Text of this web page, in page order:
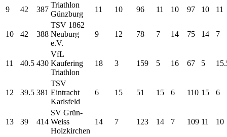
9 42 387
Triathlon
Günzburg
11 10 96 11 10 97 10 11
10 42 388
TSV 1862
Neuburg
e.V.
9 12 78 7 14 75 14 7
11 40.5 430
VfL
Kaufering
Triathlon
18 3 159 5 16 67 5
12 39.5 381
TSV
Eintracht
Karlsfeld
6 15 51 15 6 110 15 6
13 39 414
SV Grün-
Weiss
Holzkirchen
14 7 123 14 7 109 11 10